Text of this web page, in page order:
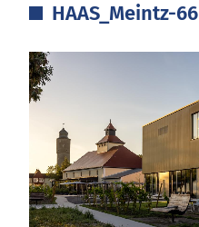
KARRIERE
HAAS_Meintz-66